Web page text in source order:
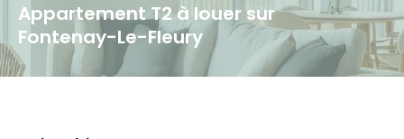
Appartement T2 à louer sur
Fontenay-Le-Fleury